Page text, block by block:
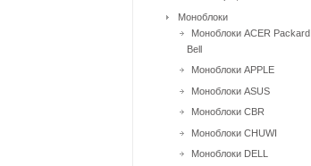
Моноблоки
Моноблоки ACER Packard
Bell
Моноблоки APPLE
Моноблоки ASUS
Моноблоки CBR
Моноблоки CHUWI
Моноблоки DELL